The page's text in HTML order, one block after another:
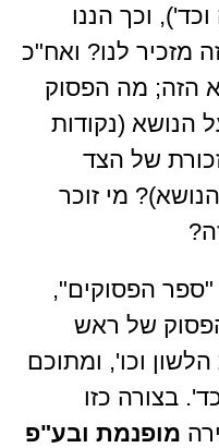
וכך הננו
מזכיר לנו? ואח"כ
הזה; מה הפסוק
הנושא (נקודות
של הצד
מי זוכר
הפסוקים",
של ראש
וכו', ומתוכם
בצורה כזו
מופנמת ובע"פ